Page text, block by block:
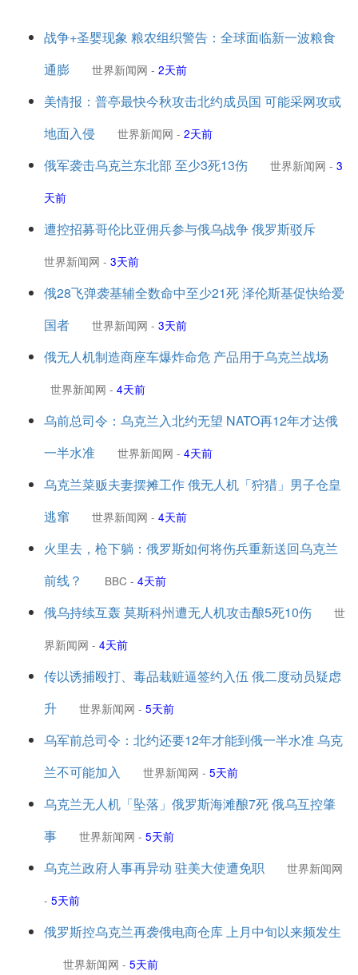
战争+圣婴现象 粮农组织警告：全球面临新一波粮食
通膨
世界新闻网 - 2天前
美情报：普亭最快今秋攻击北约成员国 可能采网攻或
地面入侵
世界新闻网 - 2天前
俄军袭击乌克兰东北部 至少3死13伤 世界新闻网 - 3
天前
遭控招募哥伦比亚佣兵参与俄乌战争 俄罗斯驳斥
世界新闻网 - 3天前
俄28飞弹袭基辅全数命中至少21死 泽伦斯基促快给爱
国者
世界新闻网 - 3天前
俄无人机制造商座车爆炸命危 产品用于乌克兰战场
世界新闻网 - 4天前
乌前总司令：乌克兰入北约无望 NATO再12年才达俄
一半水准
世界新闻网 - 4天前
乌克兰菜贩夫妻摆摊工作 俄无人机「狩猎」男子仓皇
逃窜
世界新闻网 - 4天前
火里去，枪下躺：俄罗斯如何将伤兵重新送回乌克兰
前线？
BBC - 4天前
俄乌持续互轰 莫斯科州遭无人机攻击酿5死10伤
世
界新闻网 - 4天前
传以诱捕殴打、毒品栽赃逼签约入伍 俄二度动员疑虑
升
世界新闻网 - 5天前
乌军前总司令：北约还要12年才能到俄一半水准 乌克
兰不可能加入
世界新闻网 - 5天前
乌克兰无人机「坠落」俄罗斯海滩酿7死 俄乌互控肇
事
世界新闻网 - 5天前
乌克兰政府人事再异动 驻美大使遭免职
世界新闻网
- 5天前
俄罗斯控乌克兰再袭俄电商仓库 上月中旬以来频发生
世界新闻网 - 5天前